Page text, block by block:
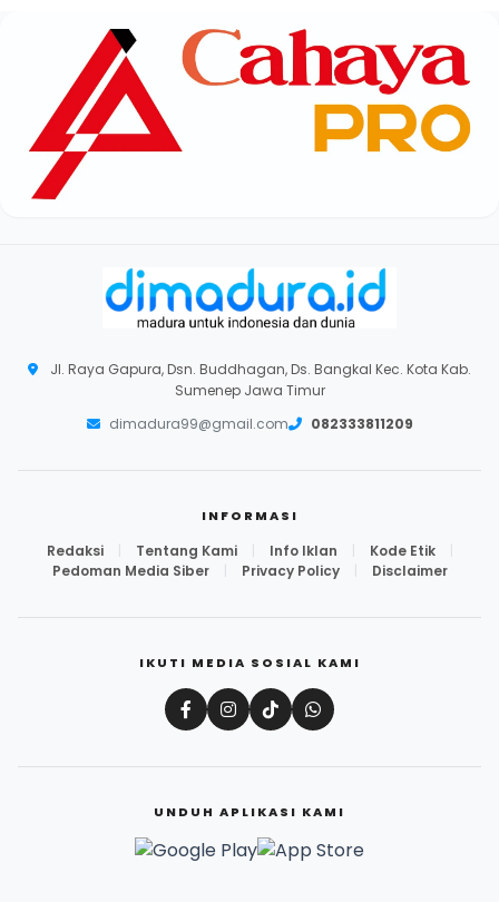
Jl. Raya Gapura, Dsn. Buddhagan, Ds. Bangkal Kec. Kota Kab.
Sumenep Jawa Timur
dimadura99@gmail.com
082333811209
INFORMASI
Redaksi Tentang Kami Info Iklan Kode Etik
Pedoman Media Siber
Privacy Policy Disclaimer
IKUTI MEDIA SOSIAL KAMI
UNDUH APLIKASI KAMI